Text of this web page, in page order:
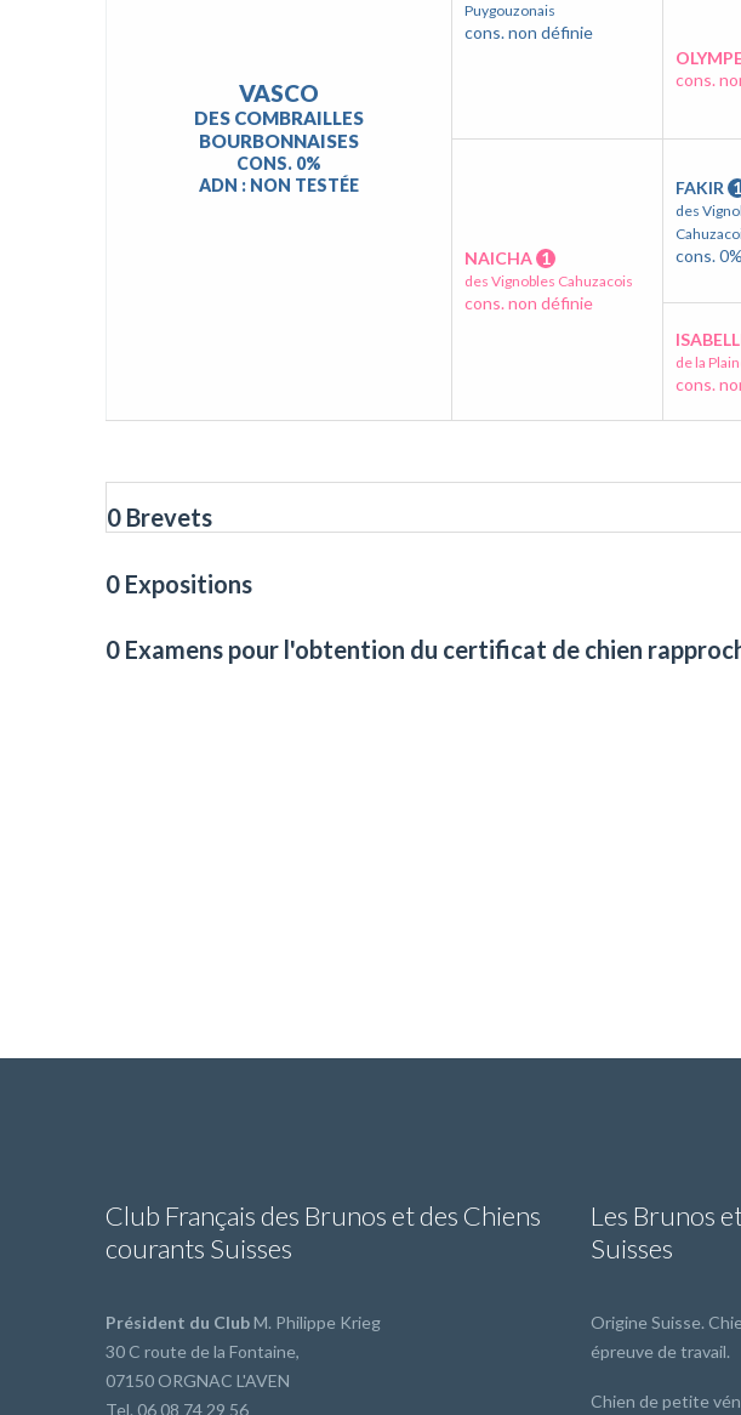
VASCO
DES COMBRAILLES
BOURBONNAISES
CONS. 0%
ADN : NON TESTÉE
Puygouzonais
cons. non définie
cons.
NAICHA 1
des Vignobles Cahuzacois
cons. non définie
FAKIR 1
des
cons. 0%
de la
cons.
0 Brevets
0 Expositions
0 Examens pour l'obtention du certificat de chien
Club Français des Brunos et des Chiens
courants Suisses
Président du ClubM. Philippe Krieg
30 C route de la Fontaine,
07150 ORGNAC L'AVEN
Tel. 06 08 74 29 56
Les Brunos
Suisses
Origine Suisse.
épreuve de travail.
Chien de petite